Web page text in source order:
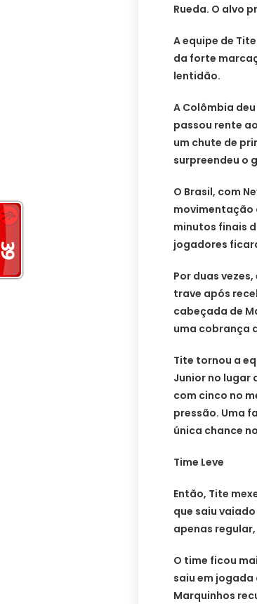
Rueda. O alvo
A equipe de
da forte
lentidão.
A Colômbia
passou rente
um chute de
surpreendeu o
O Brasil, com
movimentação
minutos finais
jogadores
Por duas
trave após
cabeçada de
uma cobrança
Tite tornou a
Junior no lugar
com cinco no
pressão. Uma
única chance
Time Leve
Então, Tite
que saiu
apenas
O time ficou
saiu em
Marquinhos